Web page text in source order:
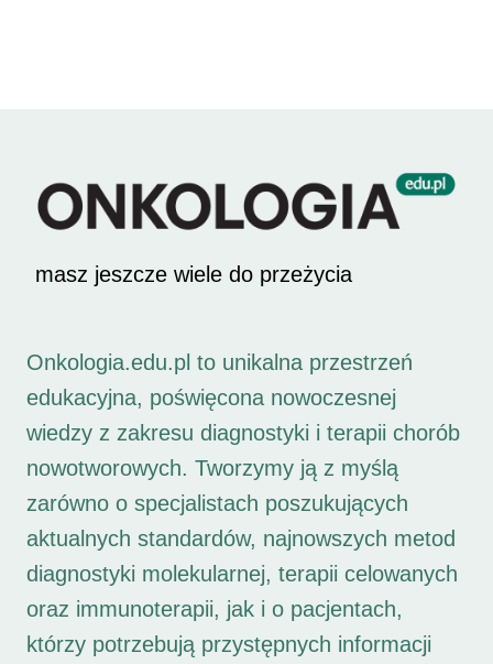
masz jeszcze wiele do przeżycia
Onkologia.edu.pl to unikalna przestrzeń
edukacyjna, poświęcona nowoczesnej
wiedzy z zakresu diagnostyki i terapii chorób
nowotworowych. Tworzymy ją z myślą
zarówno o specjalistach poszukujących
aktualnych standardów, najnowszych metod
diagnostyki molekularnej, terapii celowanych
oraz immunoterapii, jak i o pacjentach,
którzy potrzebują przystępnych informacji